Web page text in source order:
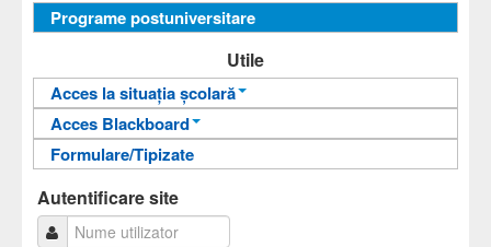
Programe postuniversitare
Utile
Acces la situația școlară
Informații pentru acces
Autentificare
Acces Blackboard
Informații pentru acces
Autentificare
Formulare/Tipizate
Autentificare site